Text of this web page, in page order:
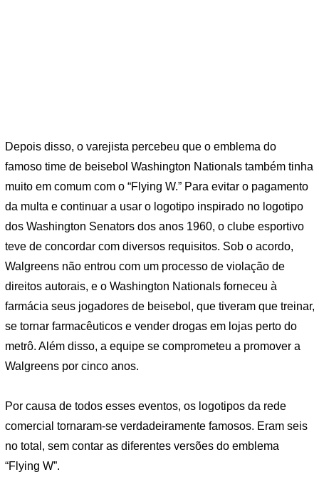
Depois disso, o varejista percebeu que o emblema do
famoso time de beisebol Washington Nationals também tinha
muito em comum com o “Flying W.” Para evitar o pagamento
da multa e continuar a usar o logotipo inspirado no logotipo
dos Washington Senators dos anos 1960, o clube esportivo
teve de concordar com diversos requisitos. Sob o acordo,
Walgreens não entrou com um processo de violação de
direitos autorais, e o Washington Nationals forneceu à
farmácia seus jogadores de beisebol, que tiveram que treinar,
se tornar farmacêuticos e vender drogas em lojas perto do
metrô. Além disso, a equipe se comprometeu a promover a
Walgreens por cinco anos.
Por causa de todos esses eventos, os logotipos da rede
comercial tornaram-se verdadeiramente famosos. Eram seis
no total, sem contar as diferentes versões do emblema
“Flying W”.